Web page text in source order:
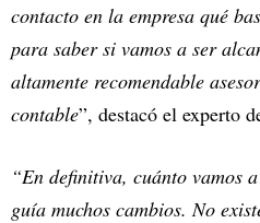
contacto en la empresa qué
para saber si vamos a ser
altamente recomendable
contable”, destacó el experto
“En definitiva, cuánto vamos
guía muchos cambios. No